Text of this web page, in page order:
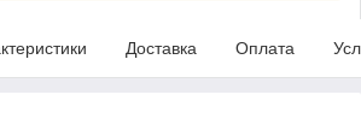
Доставка Оплата